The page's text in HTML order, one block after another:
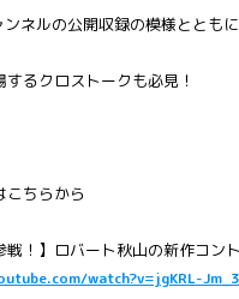
ンネルの公開収録の模様とともに
るクロストークも必見！
ちらから
戦！】ロバート秋山の新作コン
watch?v=jgKRL-